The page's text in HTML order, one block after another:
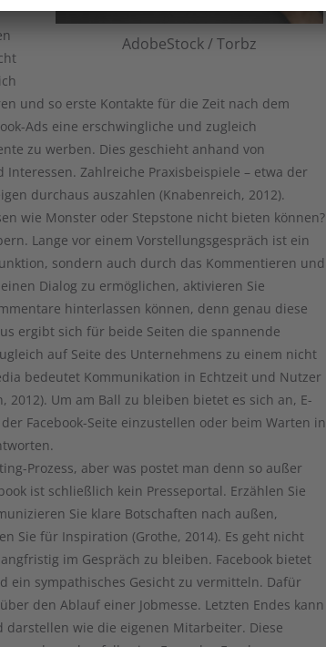
AdobeStock / Torbz
und so erste Kontakte für die Zeit nach dem
Ads eine erschwingliche und zugleich
zu werben. Dies geschieht anhand von
Zahlreiche Praxisbeispiele – etwa der
durchaus auszahlen (Knabenreich, 2012).
wie Monster oder Stepstone nicht bieten können?
Lange vor einem Vorstellungsgespräch ist ein
sondern auch durch das Kommentieren und
Dialog zu ermöglichen, aktivieren Sie
hinterlassen können, denn genau diese
ergibt sich für beide Seiten die spannende
auf Seite des Unternehmens zu einem nicht
bedeutet Kommunikation in Echtzeit und Nutzer
Um am Ball zu bleiben bietet es sich an, E-
Facebook-Seite einzustellen oder beim Warten in
Prozess, aber was postet man denn so außer
ist schließlich kein Presseportal. Erzählen Sie
Sie klare Botschaften nach außen,
Sie für Inspiration (Grothe, 2014). Es geht nicht
im Gespräch zu bleiben. Facebook bietet
ein sympathisches Gesicht zu vermitteln. Dafür
den Ablauf einer Jobmesse. Letzten Endes kann
wie die eigenen Mitarbeiter. Diese